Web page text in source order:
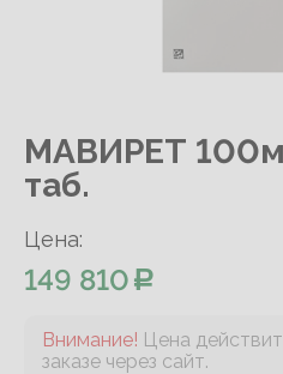
МАВИРЕТ
таб.
Цена:
149 810
Внимание! Цена
заказе через сайт.